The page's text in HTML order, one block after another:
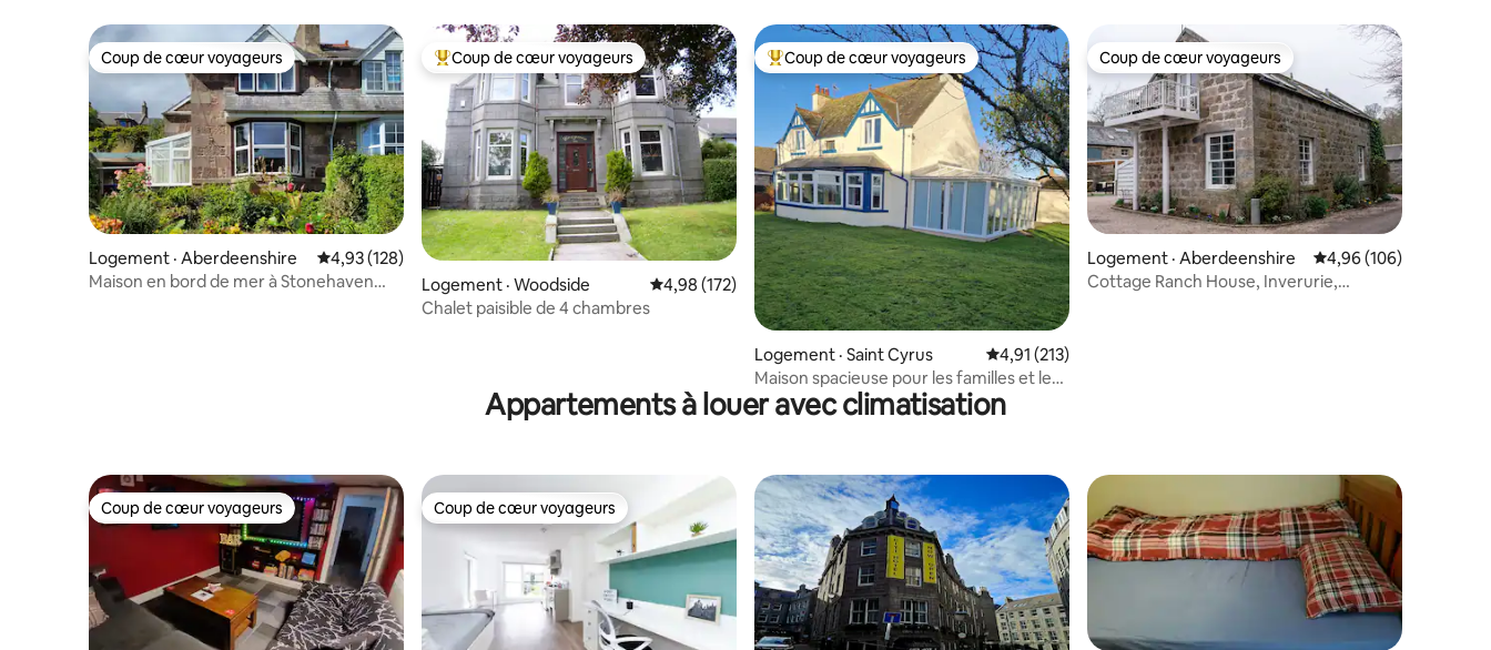
Coup de cœur voyageurs
Coup de cœur voyageurs
Logement · Aberdeenshire Note moyenne de 4,93 sur 5, 128 commentaires
4,93 (128)
Maison en bord de mer à Stonehaven
Coup de cœur voyageurs parmi les plus aimés
Coup de cœur voyageurs
Logement · Woodside Note moyenne de 4,98 sur 5, 172 commentaires
4,98 (172)
Chalet paisible de 4 chambres
Coup de cœur voyageurs parmi les plus aimés
Coup de cœur voyageurs
Logement · Saint Cyrus Note moyenne de 4,91 sur 5, 213 commentaires
4,91 (213)
Maison spacieuse pour les familles et les
chiens avec vue sur la mer
Coup de cœur voyageurs
Coup de cœur voyageurs
Logement · Aberdeenshire Note moyenne de
4,96 (106)
Cottage Ranch House, Inverurie,
Appartements à louer avec climatisation
Coup de cœur voyageurs
Coup de cœur voyageurs Coup de cœur voyageurs
Coup de cœur voyageurs